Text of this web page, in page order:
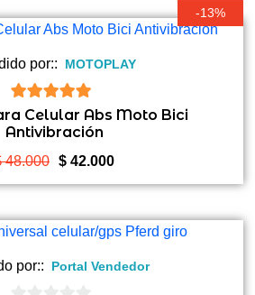
-13%
por:: MOTOPLAY
5de 5
Celular Abs Moto Bici
Antivibración
48.000 El
precio
era:
$ 42.000El
precio
es:
por:: Portal Vendedor